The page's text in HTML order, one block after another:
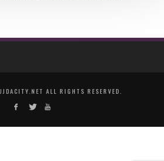
ALL RIGHTS RESERVED.